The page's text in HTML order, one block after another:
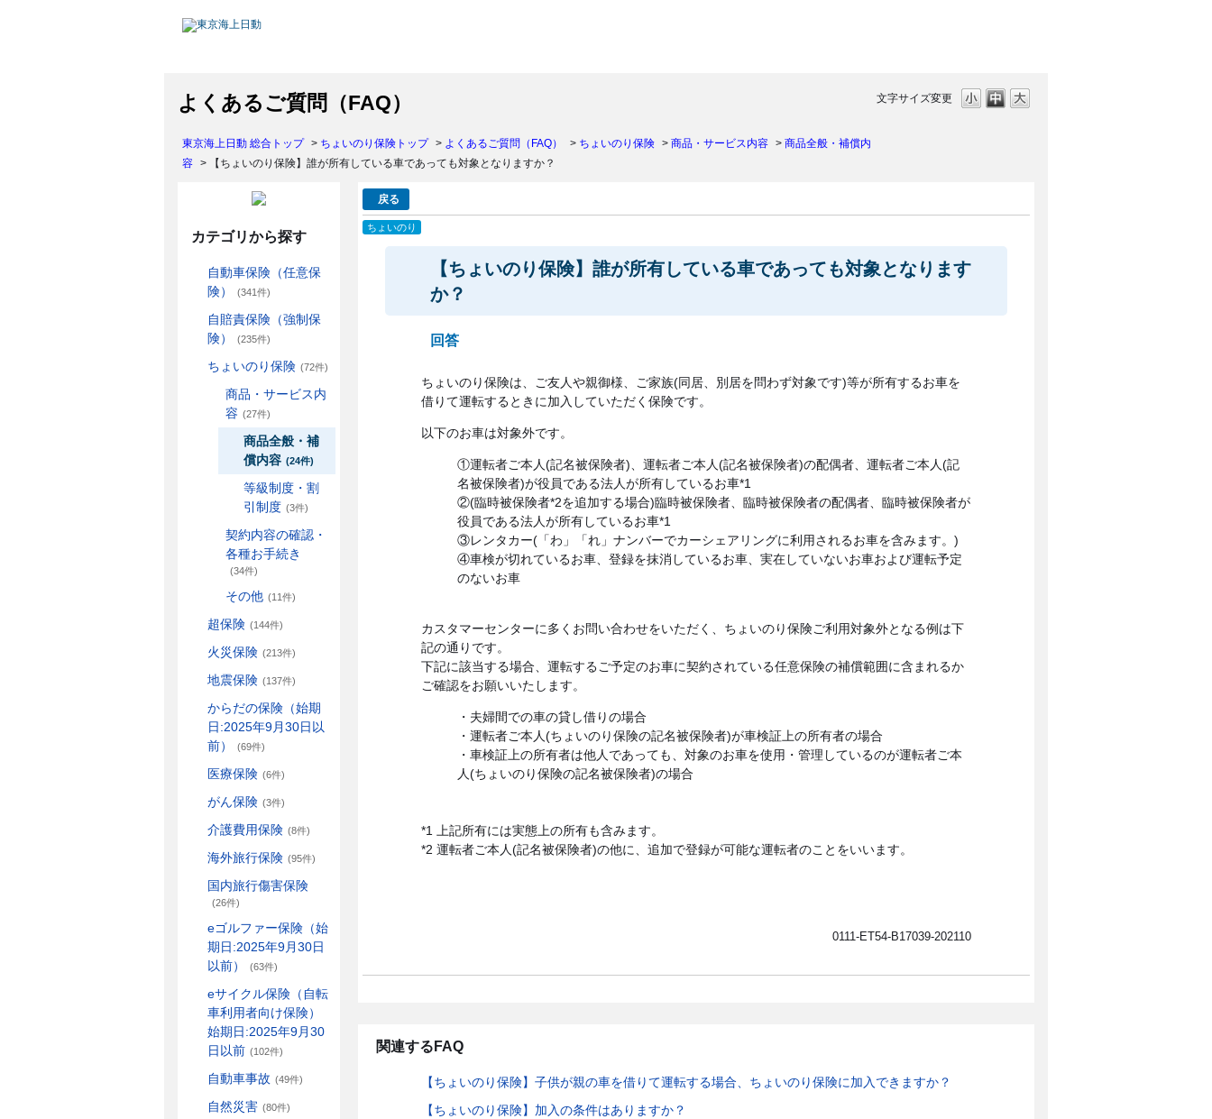
よくあるご質問（FAQ） 文字サイズ変更
東京海上日動 総合トップ > ちょいのり保険トップ > よくあるご質問（FAQ） > ちょいのり保険 > 商品・サービス内容 > 商品全般・補償内
容 > 【ちょいのり保険】誰が所有している車であっても対象となりますか？
カテゴリから探す
自動車保険（任意保
険）
(341件)
自賠責保険（強制保
険）
(235件)
ちょいのり保険 (72件)
商品・サービス内
容 (27件)
商品全般・補
償内容 (24件)
等級制度・割
引制度 (3件)
契約内容の確認・
各種お手続き
(34件)
その他 (11件)
超保険 (144件)
火災保険 (213件)
地震保険 (137件)
からだの保険（始期
日:2025年9月30日以
前）
(69件)
医療保険 (6件)
がん保険 (3件)
介護費用保険 (8件)
海外旅行保険 (95件)
国内旅行傷害保険
(26件)
eゴルファー保険（始
期日:2025年9月30日
以前）
(63件)
eサイクル保険（自転
車利用者向け保険）
始期日:2025年9月30
日以前 (102件)
自動車事故 (49件)
自然災害 (80件)
戻る
ちょいのり
【ちょいのり保険】誰が所有している車であっても対象となります
か？
回答
ちょいのり保険は、ご友人や親御様、ご家族(同居、別居を問わず対象です)等が所有するお車を
借りて運転するときに加入していただく保険です。
以下のお車は対象外です。
①運転者ご本人(記名被保険者)、運転者ご本人(記名被保険者)の配偶者、運転者ご本人(記
名被保険者)が役員である法人が所有しているお車*1
②(臨時被保険者*2を追加する場合)臨時被保険者、臨時被保険者の配偶者、臨時被保険者が
役員である法人が所有しているお車*1
③レンタカー(「わ」「れ」ナンバーでカーシェアリングに利用されるお車を含みます。)
④車検が切れているお車、登録を抹消しているお車、実在していないお車および運転予定
のないお車
カスタマーセンターに多くお問い合わせをいただく、ちょいのり保険ご利用対象外となる例は下
記の通りです。
下記に該当する場合、運転するご予定のお車に契約されている任意保険の補償範囲に含まれるか
ご確認をお願いいたします。
・夫婦間での車の貸し借りの場合
・運転者ご本人(ちょいのり保険の記名被保険者)が車検証上の所有者の場合
・車検証上の所有者は他人であっても、対象のお車を使用・管理しているのが運転者ご本
人(ちょいのり保険の記名被保険者)の場合
*1 上記所有には実態上の所有も含みます。
*2 運転者ご本人(記名被保険者)の他に、追加で登録が可能な運転者のことをいいます。
0111-ET54-B17039-202110
関連するFAQ
【ちょいのり保険】子供が親の車を借りて運転する場合、ちょいのり保険に加入できますか？
【ちょいのり保険】加入の条件はありますか？